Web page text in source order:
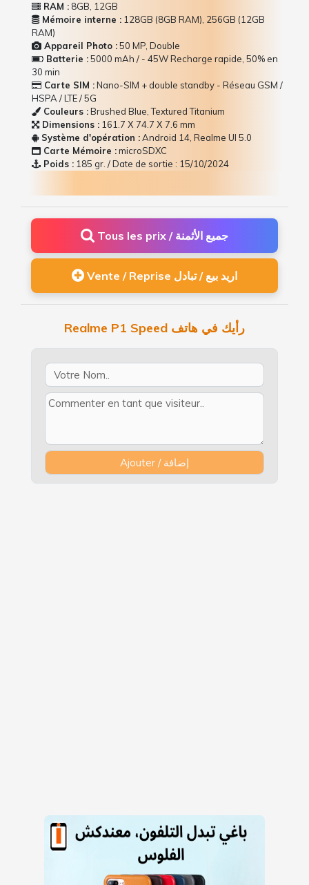
RAM : 8GB, 12GB
Mémoire interne : 128GB (8GB RAM), 256GB (12GB
RAM)
Appareil Photo :50 MP, Double
Batterie :5000 mAh / - 45W Recharge rapide, 50% en
30 min
Carte SIM :Nano-SIM + double standby - Réseau GSM /
HSPA / LTE / 5G
Couleurs :Brushed Blue, Textured Titanium
Dimensions : 161.7 Х 74.7 Х 7.6 mm
Système d'opération :Android 14, Realme UI 5.0
Carte Mémoire :microSDXC
Poids : 185 gr. / Date de sortie : 15/10/2024
Tous les prix / جميع الأثمنة
Vente / Reprise اريد بيع / تبادل
Realme P1 Speed رأيك في هاتف